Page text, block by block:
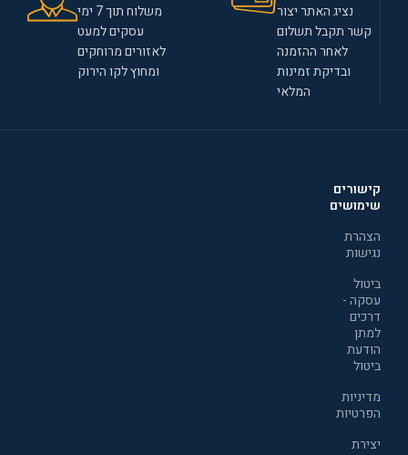
נציג האתר יצור
קשר תקבל תשלום
לאחר ההזמנה
ובדיקת זמינות
המלאי
משלוח תוך 7 ימי
עסקים למעט
לאזורים מרוחקים
ומחוץ לקו הירוק
קישורים
שימושים
הצהרת
נגישות
ביטול
עסקה -
דרכים
למתן
הודעת
ביטול
מדיניות
הפרטיות
יצירת